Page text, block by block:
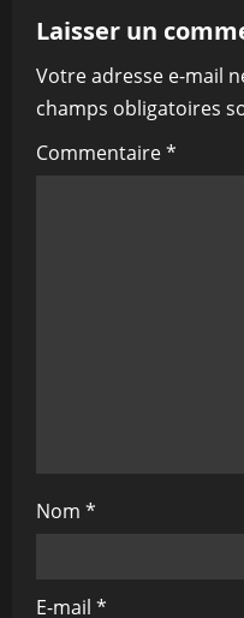
v
i
g
Laisser un
Votre adresse e-mail
champs obligatoires
Commentaire*
Nom *
E-mail *